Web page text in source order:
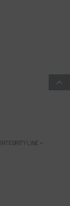
INTEGRITY LINE -